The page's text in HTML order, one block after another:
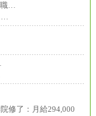
…
…
修了：月給294,000